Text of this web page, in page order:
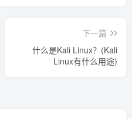
下一篇
什么是Kali Linux？(Kali
Linux有什么用途)